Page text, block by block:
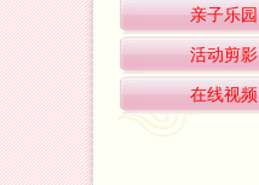
亲子乐园
活动剪影
在线视频